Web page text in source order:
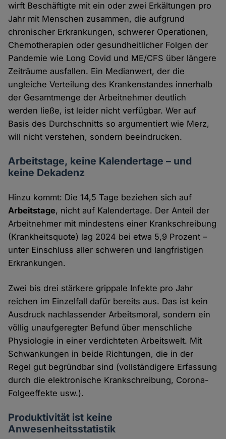
wirft Beschäftigte mit ein oder zwei Erkältungen pro
Jahr mit Menschen zusammen, die aufgrund
chronischer Erkrankungen, schwerer Operationen,
Chemotherapien oder gesundheitlicher Folgen der
Pandemie wie Long Covid und ME/CFS über längere
Zeiträume ausfallen. Ein Medianwert, der die
ungleiche Verteilung des Krankenstandes innerhalb
der Gesamtmenge der Arbeitnehmer deutlich
werden ließe, ist leider nicht verfügbar. Wer auf
Basis des Durchschnitts so argumentiert wie Merz,
will nicht verstehen, sondern beeindrucken.
Arbeitstage, keine Kalendertage – und
keine Dekadenz
Hinzu kommt: Die 14,5 Tage beziehen sich auf
Arbeitstage, nicht auf Kalendertage. Der Anteil der
Arbeitnehmer mit mindestens einer Krankschreibung
(Krankheitsquote) lag 2024 bei etwa 5,9 Prozent –
unter Einschluss aller schweren und langfristigen
Erkrankungen.
Zwei bis drei stärkere grippale Infekte pro Jahr
reichen im Einzelfall dafür bereits aus. Das ist kein
Ausdruck nachlassender Arbeitsmoral, sondern ein
völlig unaufgeregter Befund über menschliche
Physiologie in einer verdichteten Arbeitswelt. Mit
Schwankungen in beide Richtungen, die in der
Regel gut begründbar sind (vollständigere Erfassung
durch die elektronische Krankschreibung, Corona-
Folgeeffekte usw.).
Produktivität ist keine
Anwesenheitsstatistik